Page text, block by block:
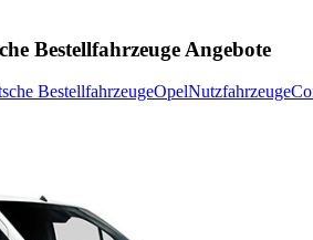
Bestellfahrzeuge Angebote
BestellfahrzeugeOpelNutzfahrzeuge